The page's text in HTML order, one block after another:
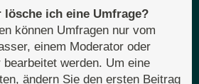
lösche ich eine Umfrage?
können Umfragen nur vom
einem Moderator oder
werden. Um eine
ändern Sie den ersten Beitrag